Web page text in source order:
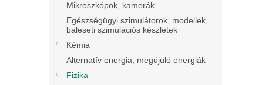
Mikroszkópok, kamerák
Egészségügyi szimulátorok, modellek,
baleseti szimulációs készletek
Kémia
Alternatív energia, megújuló energiák
Fizika